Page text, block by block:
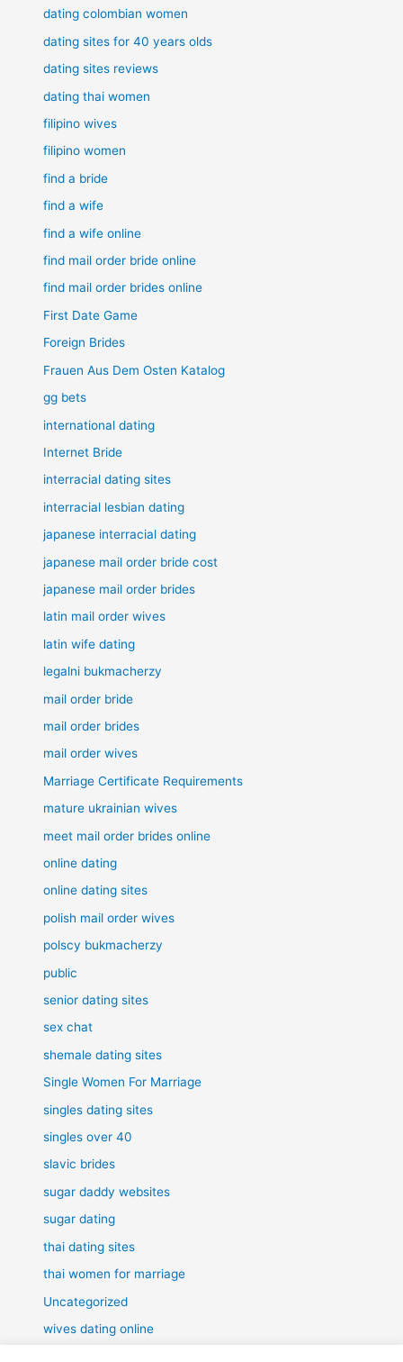
dating colombian women
dating sites for 40 years olds
dating sites reviews
dating thai women
filipino wives
filipino women
find a bride
find a wife
find a wife online
find mail order bride online
find mail order brides online
First Date Game
Foreign Brides
Frauen Aus Dem Osten Katalog
gg bets
international dating
Internet Bride
interracial dating sites
interracial lesbian dating
japanese interracial dating
japanese mail order bride cost
japanese mail order brides
latin mail order wives
latin wife dating
legalni bukmacherzy
mail order bride
mail order brides
mail order wives
Marriage Certificate Requirements
mature ukrainian wives
meet mail order brides online
online dating
online dating sites
polish mail order wives
polscy bukmacherzy
public
senior dating sites
sex chat
shemale dating sites
Single Women For Marriage
singles dating sites
singles over 40
slavic brides
sugar daddy websites
sugar dating
thai dating sites
thai women for marriage
Uncategorized
wives dating online